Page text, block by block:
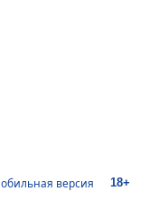
версия 18+